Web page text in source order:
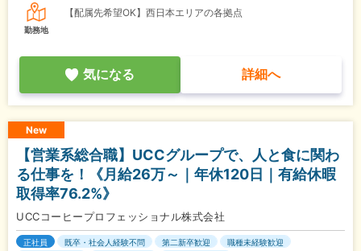
勤務地
【配属先希望OK】西日本エリアの各拠点
気になる 詳細へ
New
【営業系総合職】UCCグループで、人と食に関わ
る仕事を！《月給26万～｜年休120日｜有給休暇
取得率76.2%》
UCCコーヒープロフェッショナル株式会社
正社員 既卒・社会人経験不問 第二新卒歓迎
職種未経験歓迎